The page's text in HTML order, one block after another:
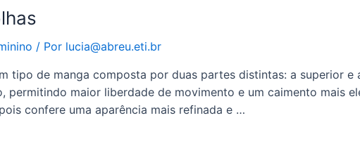
/ Por lucia@abreu.eti.br
tipo de manga composta por duas partes distintas: a superior
permitindo maior liberdade de movimento e um caimento mais
confere uma aparência mais refinada e …